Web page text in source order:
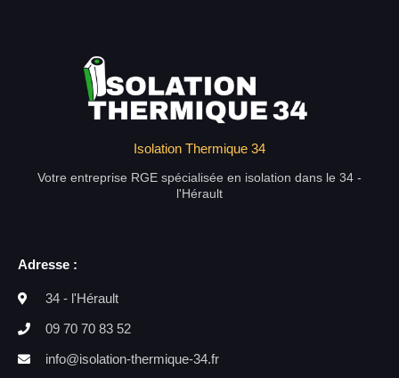
Isolation Thermique 34
Votre entreprise RGE spécialisée en isolation dans le 34 -
l'Hérault
Adresse :
34 - l'Hérault
09 70 70 83 52
info@isolation-thermique-34.fr